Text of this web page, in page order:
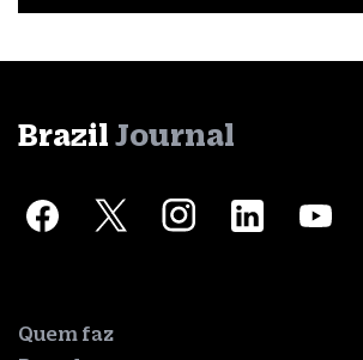
Brazil Journal
Quem faz